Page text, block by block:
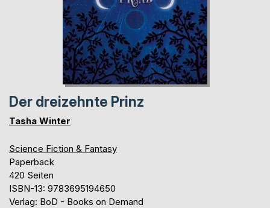
Der dreizehnte Prinz
Tasha Winter
Science Fiction & Fantasy
Paperback
420 Seiten
ISBN-13: 9783695194650
Verlag: BoD - Books on Demand